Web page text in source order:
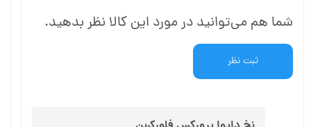
شما هم می‌توانید در مورد این کالا نظر بدهید.
ثبت نظر